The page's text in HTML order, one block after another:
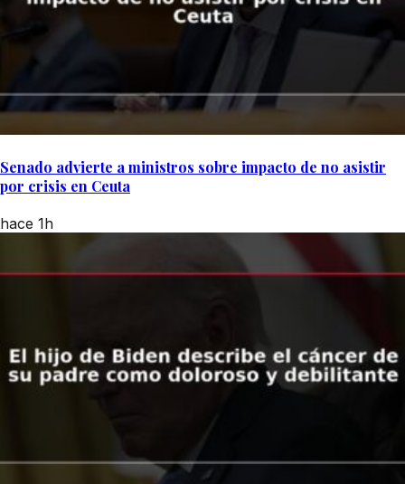
Senado advierte a ministros sobre impacto de no asistir
por crisis en Ceuta
hace 1h